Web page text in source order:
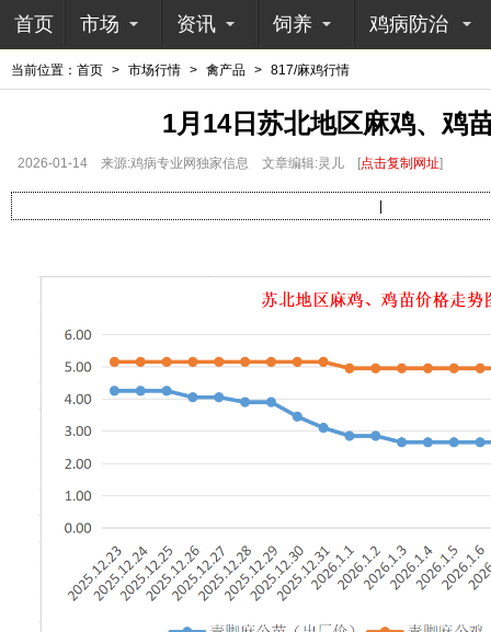
首页 市场 资讯 饲养 鸡病防治
当前位置： 首页 > 市场行情 > 禽产品 > 817/麻鸡行情
1月14日苏北地区麻鸡、鸡
2026-01-14 来源:鸡病专业网独家信息 文章编辑:灵儿 [点击复制网址]